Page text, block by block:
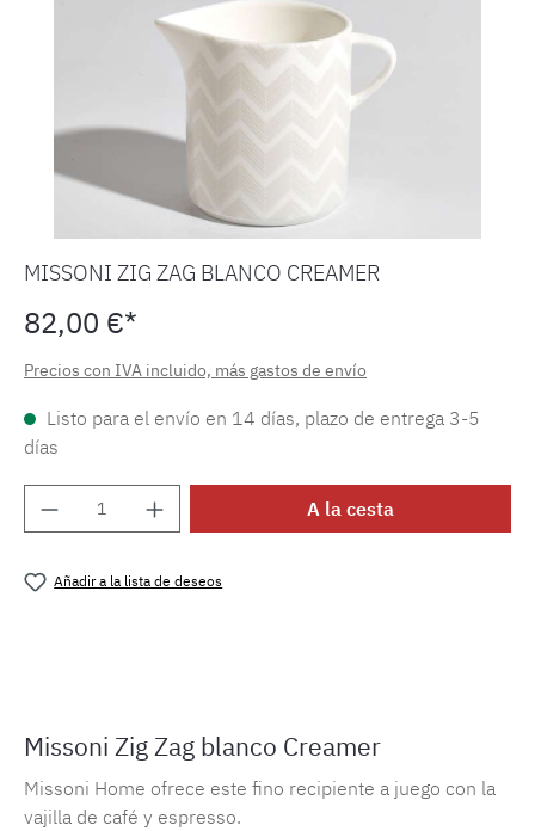
MISSONI ZIG ZAG BLANCO CREAMER
82,00 €*
Precios con IVA incluido, más gastos de envío
Listo para el envío en 14 días, plazo de entrega 3-5
días
Cantidad del producto: introduce la
A la cesta
Añadir a la lista de deseos
Missoni Zig Zag blanco Creamer
Missoni Home ofrece este fino recipiente a juego con la
vajilla de café y espresso.